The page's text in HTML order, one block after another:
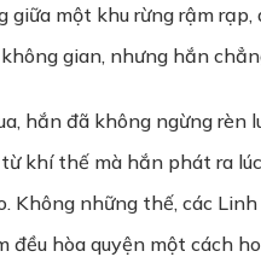
giữa một khu rừng rậm
gian, nhưng hắn
hắn đã không ngừng
khí thế mà hắn phát ra
Không những thế, các
đều hòa quyện một cách